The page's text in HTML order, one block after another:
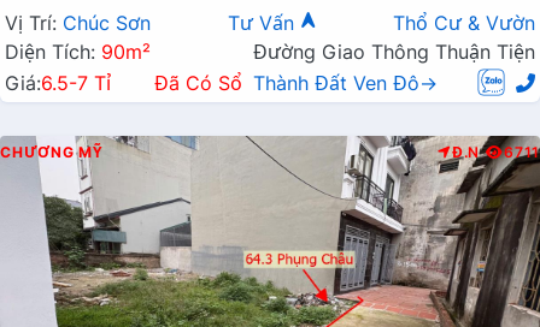
Vị Trí: Chúc Sơn Tư Vấn
Thổ Cư & Vườn
Diện Tích: 90m²
Đường Giao Thông Thuận Tiện
Giá:6.5-7 Tỉ Đã Có Sổ Thành Đất Ven Đô→
CHƯƠNG MỸ Đ.N 6711